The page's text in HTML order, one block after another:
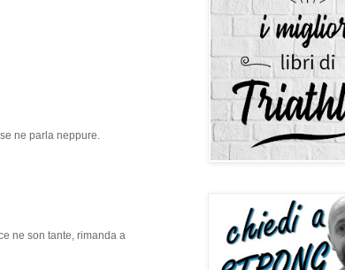
ne parla neppure.
ne son tante, rimanda a